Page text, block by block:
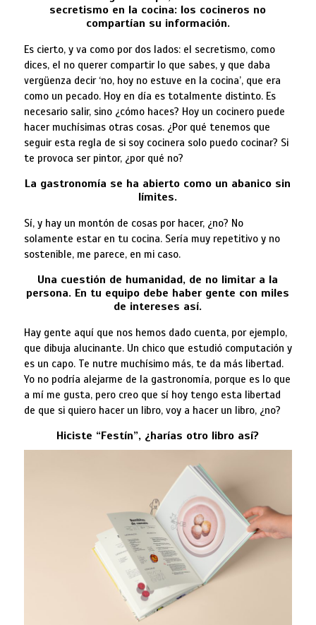
secretismo en la cocina: los cocineros no
compartían su información.
Es cierto, y va como por dos lados: el secretismo, como
dices, el no querer compartir lo que sabes, y que daba
vergüenza decir ‘no, hoy no estuve en la cocina’, que era
como un pecado. Hoy en día es totalmente distinto. Es
necesario salir, sino ¿cómo haces? Hoy un cocinero puede
hacer muchísimas otras cosas. ¿Por qué tenemos que
seguir esta regla de si soy cocinera solo puedo cocinar? Si
te provoca ser pintor, ¿por qué no?
La gastronomía se ha abierto como un abanico sin
límites.
Sí, y hay un montón de cosas por hacer, ¿no? No
solamente estar en tu cocina. Sería muy repetitivo y no
sostenible, me parece, en mi caso.
Una cuestión de humanidad, de no limitar a la
persona. En tu equipo debe haber gente con miles
de intereses así.
Hay gente aquí que nos hemos dado cuenta, por ejemplo,
que dibuja alucinante. Un chico que estudió computación y
es un capo. Te nutre muchísimo más, te da más libertad.
Yo no podría alejarme de la gastronomía, porque es lo que
a mí me gusta, pero creo que sí hoy tengo esta libertad
de que si quiero hacer un libro, voy a hacer un libro, ¿no?
Hiciste “Festín”, ¿harías otro libro así?